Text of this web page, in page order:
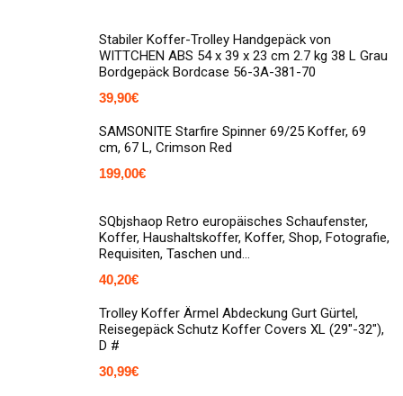
Stabiler Koffer-Trolley Handgepäck von
WITTCHEN ABS 54 x 39 x 23 cm 2.7 kg 38 L Grau
Bordgepäck Bordcase 56-3A-381-70
39,90€
SAMSONITE Starfire Spinner 69/25 Koffer, 69
cm, 67 L, Crimson Red
199,00€
SQbjshaop Retro europäisches Schaufenster,
Koffer, Haushaltskoffer, Koffer, Shop, Fotografie,
Requisiten, Taschen und…
40,20€
Trolley Koffer Ärmel Abdeckung Gurt Gürtel,
Reisegepäck Schutz Koffer Covers XL (29"-32"),
D #
30,99€